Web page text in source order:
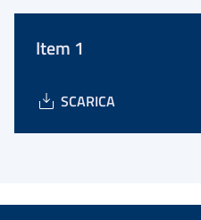
Item 1
SCARICA